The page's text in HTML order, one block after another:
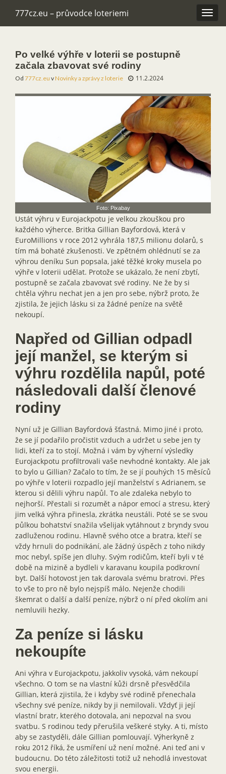
777cz.eu – průvodce loteriemi
Po velké výhře v loterii se postupně
začala zbavovat své rodiny
Od 777cz.eu vNovinky a zprávy z loterie 11.2.2024
Foto: Pixabay
Ustát výhru v Eurojackpotu je velkou zkouškou pro
každého výherce. Britka Gillian Bayfordová, která v
EuroMillions v roce 2012 vyhrála 187,5 milionu dolarů, s
tím má bohaté zkušenosti. Ve zpětném ohlédnutí se za
výhrou deníku Sun popsala, jaké těžké kroky musela po
výhře v loterii udělat. Protože se ukázalo, že není zbytí,
postupně se začala zbavovat své rodiny. Ne že by si
chtěla výhru nechat jen a jen pro sebe, nýbrž proto, že
zjistila, že jejich lásku si za žádné peníze na světě
nekoupí.
Napřed od Gillian odpadl
její manžel, se kterým si
výhru rozdělila napůl, poté
následovali další členové
rodiny
Nyní už je Gillian Bayfordová šťastná. Mimo jiné i proto,
že se jí podařilo pročistit vzduch a udržet u sebe jen ty
lidi, kteří za to stojí. Možná i vám by výherní výsledky
Eurojackpotu profiltrovali vaše nevhodné kontakty. Ale jak
to bylo u Gillian? Začalo to tím, že se jí pouhých 15 měsíců
po výhře v loterii rozpadlo její manželství s Adrianem, se
kterou si dělili výhru napůl. To ale zdaleka nebylo to
nejhorší. Přestali si rozumět a nápor emocí a stresu, který
jim velká výhra přinesla, zkrátka neustáli. Poté se se svou
půlkou bohatství snažila všelijak vytáhnout z bryndy svou
zadluženou rodinu. Hlavně svého otce a bratra, kteří se
vždy hrnuli do podnikání, ale žádný úspěch z toho nikdy
moc nebyl, spíše jen dluhy. Svým rodičům, kteří byli v té
době na mizině a bydleli v karavanu koupila podkrovní
byt. Další hotovost jen tak darovala svému bratrovi. Přes
to vše to pro ně bylo nejspíš málo. Nejenže chodili
škemrat o další a další peníze, nýbrž o ní před okolím ani
nemluvili hezky.
Za peníze si lásku
nekoupíte
Ani výhra v Eurojackpotu, jakkoliv vysoká, vám nekoupí
všechno. O tom se na vlastní kůži drsně přesvědčila
Gillian, která zjistila, že i kdyby své rodině přenechala
všechny své peníze, nikdy by ji nemilovali. Vždyť ji její
vlastní bratr, kterého dotovala, ani nepozval na svou
svatbu. S rodinou tedy přerušila veškeré styky. A ti, místo
aby se zastyděli, dále Gillian pomlouvají. Výherkyně z
roku 2012 říká, že usmíření už není možné. Ani teď ani v
budoucnu. Do této záležitosti totiž už nehodlá investovat
svou energii.